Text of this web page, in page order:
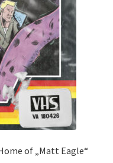
of „Matt Eagle“